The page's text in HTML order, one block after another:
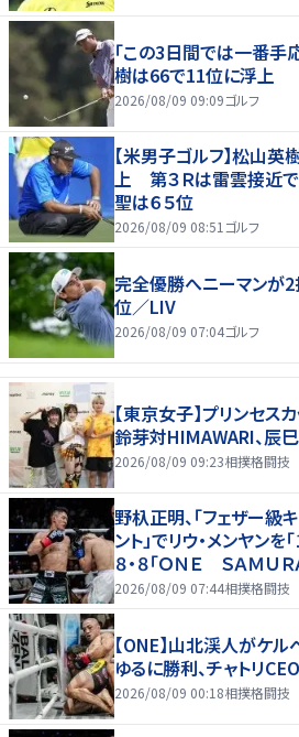
「この3日間では一番手
樹は66で11位に浮上
2026/08/09 09:09ゴルフ
【米男子ゴルフ】松山英
上 第３Ｒは雷雲接近
聖は６５位
2026/08/09 08:51 ゴルフ
完全優勝へニーマンが
位／LIV
2026/08/09 07:04ゴルフ
【東京女子】プリンセ
鈴芽対HIMAWARI、辰
2026/08/09 09:23相撲格闘技
野杁正明、「フェザー級
ント」でリウ・メンヤン
８・８「ＯＮＥ ＳＡＭＵ
2026/08/09 07:44相撲格闘技
【ONE】山北渓人がケ
ゆるに勝利、チャトリ
2026/08/09 00:18相撲格闘技